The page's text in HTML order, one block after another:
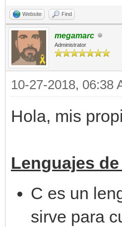
Website Find
megamarc
Administrator
10-27-2018, 06:38
Hola, mis
Lenguajes
C es un
sirve para